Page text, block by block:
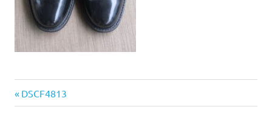
投
前
の
DSCF4813